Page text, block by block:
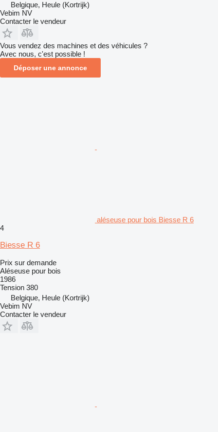
Belgique, Heule (Kortrijk)
Vebim NV
Contacter le vendeur
Vous vendez des machines et des véhicules ?
Avec nous, c'est possible !
Déposer une annonce
aléseuse pour bois Biesse R 6
4
Biesse R 6
Prix sur demande
Aléseuse pour bois
1986
Tension 380
Belgique, Heule (Kortrijk)
Vebim NV
Contacter le vendeur